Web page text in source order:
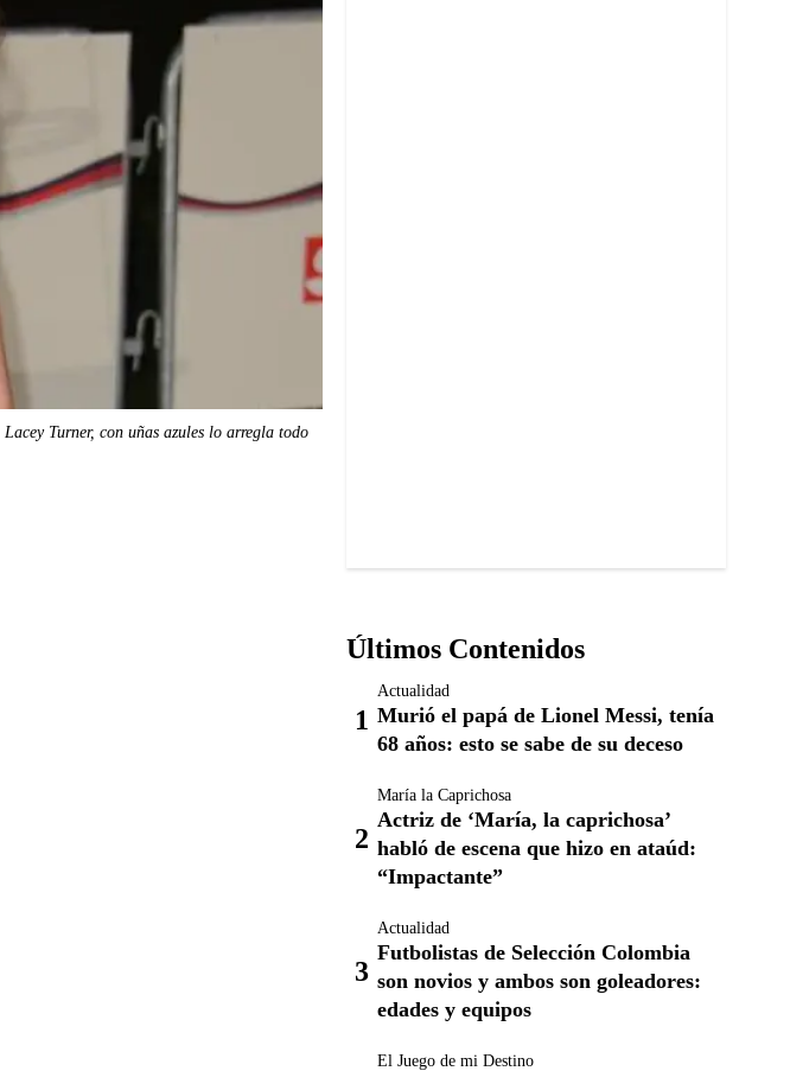
Lacey Turner, con uñas azules lo arregla todo
Últimos Contenidos
Actualidad
Murió el papá de Lionel Messi, tenía
68 años: esto se sabe de su deceso
María la Caprichosa
Actriz de ‘María, la caprichosa’
habló de escena que hizo en ataúd:
“Impactante”
Actualidad
Futbolistas de Selección Colombia
son novios y ambos son goleadores:
edades y equipos
El Juego de mi Destino